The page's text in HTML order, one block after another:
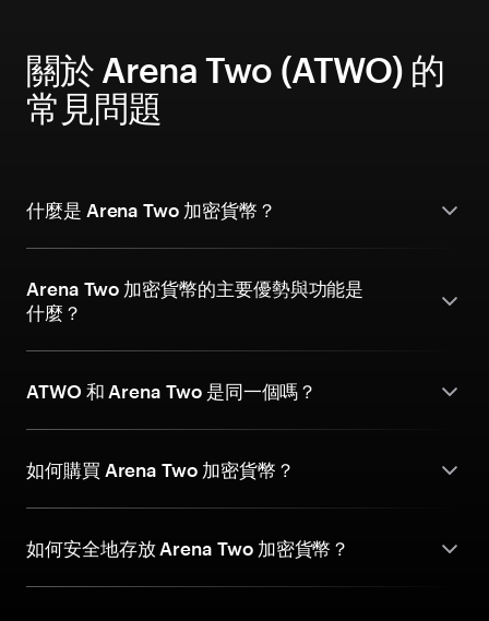
關於 Arena Two (ATWO) 的
常見問題
什麼是 Arena Two 加密貨幣？
Arena Two 加密貨幣的主要優勢與功能是
什麼？
ATWO 和 Arena Two 是同一個嗎？
如何購買 Arena Two 加密貨幣？
如何安全地存放 Arena Two 加密貨幣？